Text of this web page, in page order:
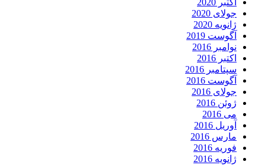
اکتبر 2020
جولای 2020
ژانویه 2020
آگوست 2019
نوامبر 2016
اکتبر 2016
سپتامبر 2016
آگوست 2016
جولای 2016
ژوئن 2016
می 2016
آوریل 2016
مارس 2016
فوریه 2016
ژانویه 2016